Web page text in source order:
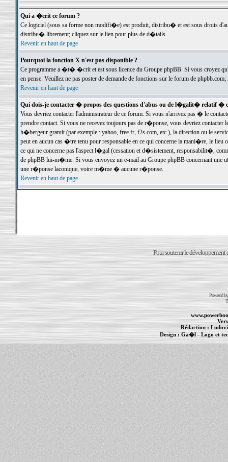
Qui a �crit ce forum ?
Ce logiciel (sous sa forme non modifi�e) est produit, distribu� et est sous droits
distribu� librement; cliquez sur le lien pour plus de d�tails.
Revenir en haut de page
Pourquoi la fonction X n'est pas disponible ?
Ce programme a �t� �crit et est sous licence du Groupe phpBB. Si vous croyez
en pense. Veuillez ne pas poster de demande de fonctions sur le forum de
Revenir en haut de page
Qui dois-je contacter � propos des questions d'abus ou de l�galit� relatif �
Vous devriez contacter l'administrateur de ce forum. Si vous n'arrivez pas � le
prendre contact. Si vous ne recevez toujours pas de r�ponse, vous devriez
h�bergeur gratuit (par exemple : yahoo, free.fr, f2s.com, etc.), la direction ou le
peut en aucun cas �tre tenu pour responsable en ce qui concerne la mani�re, le
ce qui ne concerne pas l'aspect l�gal (cessation et d�sistement, responsabilit�,
de phpBB lui-m�me. Si vous envoyez un e-mail au Groupe phpBB concernant une
une r�ponse laconique, voire m�me � aucune r�ponse.
Revenir en haut de page
Pour soutenir le développement
Powered
Rédaction :
Design :Ga�l- Logo et
Informations :